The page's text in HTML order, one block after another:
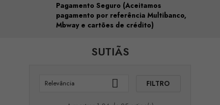
Pagamento Seguro (Aceitamos
pagamento por referência Multibanco,
Mbway e cartões de crédito)
SUTIÃS
Relevância  FILTRO